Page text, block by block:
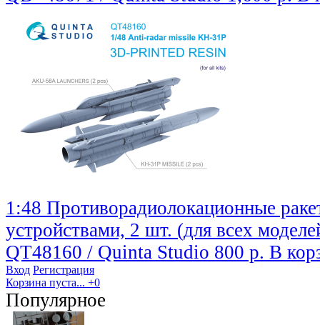
1:48 Противорадиолокационные
устройствами, 2 шт. (для всех
QT48160 / Quinta Studio 800 р. В
Вход Регистрация
Корзина пуста... +0
Популярное